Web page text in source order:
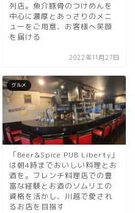
列店。魚介豚骨のつけめんを
中心に濃厚とあっさりのメニ
ューをご用意、お客様へ笑顔
を届ける
2022年11月27日
グルメ
「Beer&Spice PUB Liberty」
は朝4時までおいしい料理とお
酒を。フレンチ料理店での豊
富な経験とお酒のソムリエの
資格を活かし、川越で愛され
るお店を目指す